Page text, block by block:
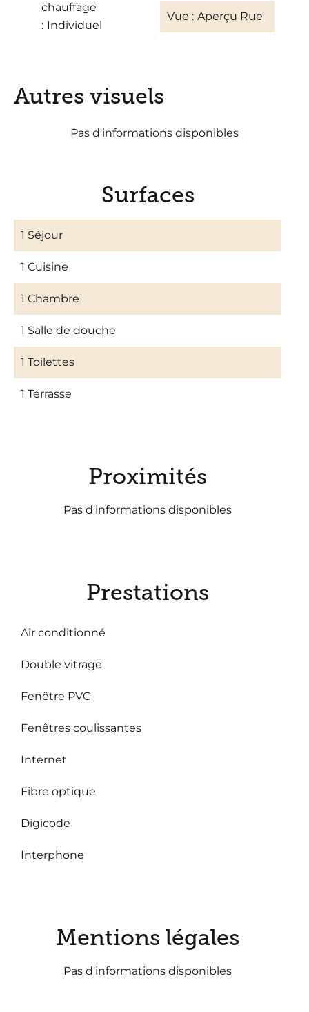
chauffage
Individuel
Vue Aperçu Rue
Autres visuels
Pas d'informations disponibles
Surfaces
1 Séjour
1 Cuisine
1 Chambre
1 Salle de douche
1 Toilettes
1 Terrasse
Proximités
Pas d'informations disponibles
Prestations
Air conditionné
Double vitrage
Fenêtre PVC
Fenêtres coulissantes
Internet
Fibre optique
Digicode
Interphone
Mentions légales
Pas d'informations disponibles